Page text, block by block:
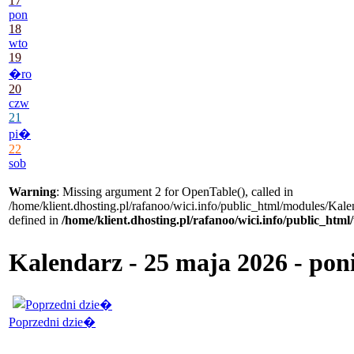
pon
18
wto
19
�ro
20
czw
21
pi�
22
sob
Warning: Missing argument 2 for OpenTable(), called in
/home/klient.dhosting.pl/rafanoo/wici.info/public_html/modules/
defined in /home/klient.dhosting.pl/rafanoo/wici.info/
Kalendarz - 25 maja 2026 -
Poprzedni dzie�